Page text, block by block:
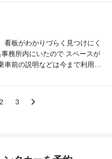
板がわかりづらく見つけにく
務所内にいたので スペースが
前の説明などは今まで利用し
ったです。 車は軽のグレーで
つけづらかったです。 ナビが
あって道を間違えるなどあり
思いました。 それ以外は特段あ
2 3